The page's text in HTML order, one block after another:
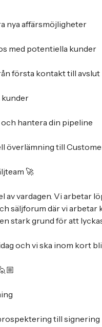
nya affärsmöjligheter
med potentiella kunder
första kontakt till avslut
kunder
hantera din pipeline
överlämning till
🚀
av vardagen. Vi arbetar
säljforum där vi
stark grund för att
och vi ska inom kort bli
till signering